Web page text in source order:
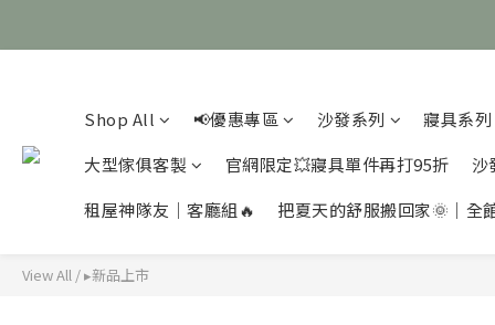
Shop All 📢優惠專區 沙發系列 寢具系列
大型傢俱客製
官網限定💥寢具單件再打95折 沙
租屋神隊友｜客廳組🔥
把夏天的舒服搬回家🌞｜全
View All /▸新品上市